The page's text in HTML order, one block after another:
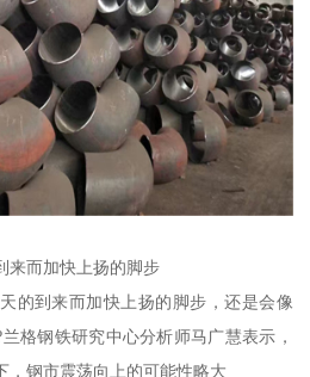
来而加快上扬的脚步
的到来而加快上扬的脚步，还是会像
格钢铁研究中心分析师马广慧表示，
，钢市震荡向上的可能性略大